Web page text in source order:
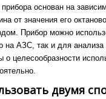
основан на
от значения его
Прибор можно
на АЗС, так и для
целесообразности
двумя